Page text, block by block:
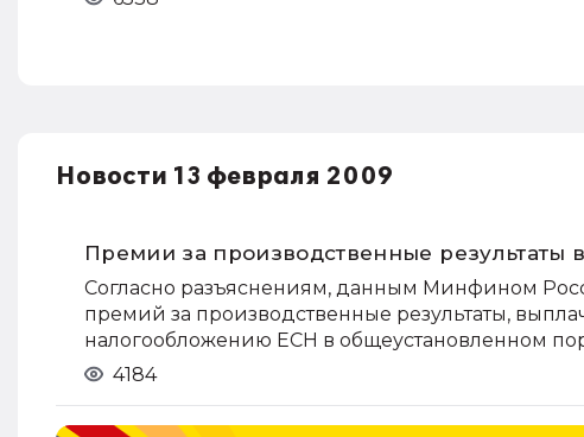
Новости 13 февраля 2009
Премии за производственные результаты
Согласно разъяснениям, данным Минфином
премий за производственные результаты,
налогообложению ЕСН в общеустановленном
4184